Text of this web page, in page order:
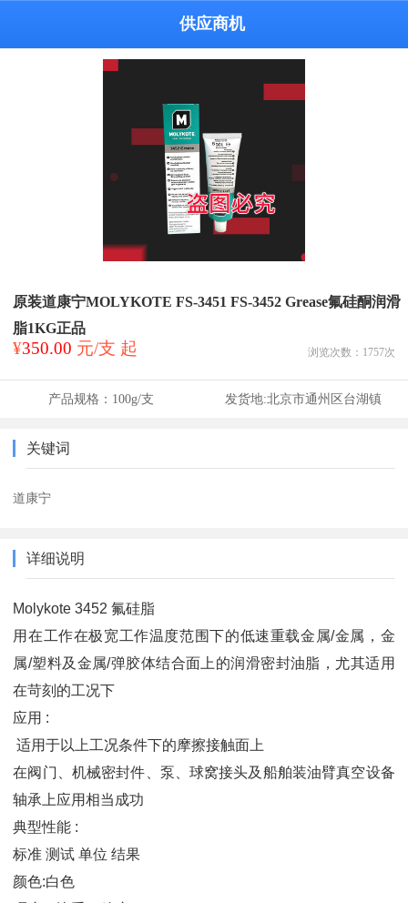
供应商机
原装道康宁MOLYKOTE FS-3451 FS-3452 Grease氟硅酮润滑
脂1KG正品
¥350.00 元/支 起 浏览次数： 1757次
产品规格： 100g/支 发货地:北京市通州区台湖镇
关键词
道康宁
详细说明
Molykote 3452 氟硅脂
用在工作在极宽工作温度范围下的低速重载金属/金属，金
属/塑料及金属/弹胶体结合面上的润滑密封油脂，尤其适用
在苛刻的工况下
应用 :
适用于以上工况条件下的摩擦接触面上
在阀门、机械密封件、泵、球窝接头及船舶装油臂真空设备
轴承上应用相当成功
典型性能 :
标准 测试 单位 结果
颜色:白色